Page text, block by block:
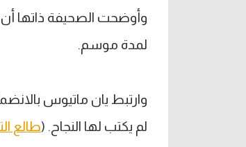
وأوضحت الصحيفة ذاتها
لمدة موسم.
وارتبط يان ماتيوس
لم يكتب لها النجاح. (طالع